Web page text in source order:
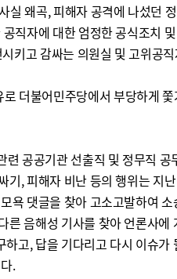
왜곡, 피해자 공격에 나섰던
직자에 대한 엄정한 공식조치
키고 감싸는 의원실 및 고위공
더불어민주당에서 부당하게
련 공공기관 선출직 및 정무직
기, 피해자 비난 등의 행위는 지
욕 댓글을 찾아 고소고발하여
른 음해성 기사를 찾아 언론사에
고, 답을 기다리고 다시 이슈가
.